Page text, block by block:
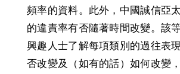
頻率的資料。此外，中國誠信亞
的違責率有否隨著時間改變。該
興趣人士了解每項類別的過往表
否改變及（如有的話）如何改變